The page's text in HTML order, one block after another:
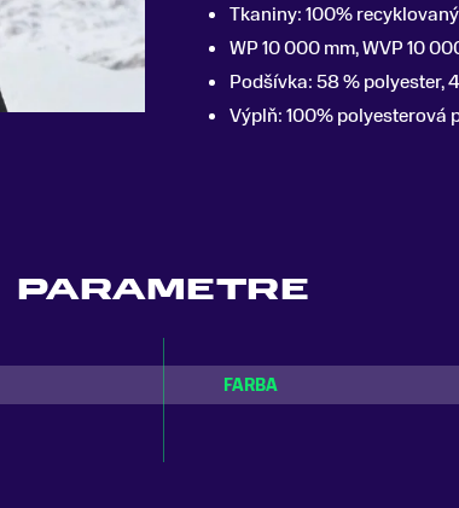
Tkaniny: 100%
WP 10 000 mm, WVP 10
Podšívka: 58 % polyester,
Výplň: 100% polyesterová
PARAMETRE
FARBA